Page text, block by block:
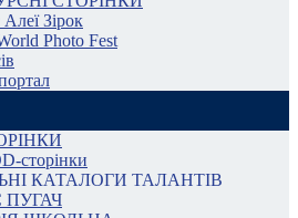
Зірок
Photo Fest
сторінки
КАТАЛОГИ ТАЛАНТІВ
ПУГАЧ